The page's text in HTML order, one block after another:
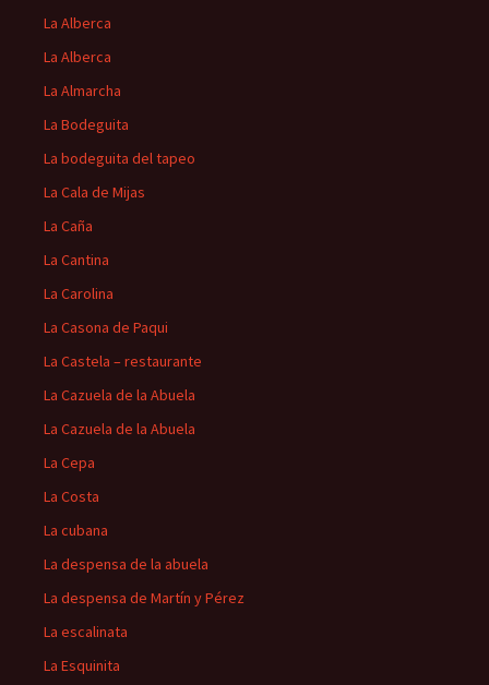
La Alberca
La Alberca
La Almarcha
La Bodeguita
La bodeguita del tapeo
La Cala de Mijas
La Caña
La Cantina
La Carolina
La Casona de Paqui
La Castela – restaurante
La Cazuela de la Abuela
La Cazuela de la Abuela
La Cepa
La Costa
La cubana
La despensa de la abuela
La despensa de Martín y Pérez
La escalinata
La Esquinita